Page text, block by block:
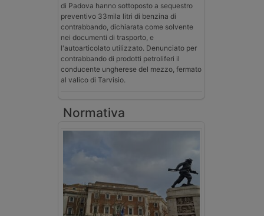
di Padova hanno sottoposto a sequestro
preventivo 33mila litri di benzina di
contrabbando, dichiarata come solvente
nei documenti di trasporto, e
l'autoarticolato utilizzato. Denunciato per
contrabbando di prodotti petroliferi il
conducente ungherese del mezzo, fermato
al valico di Tarvisio.
Normativa